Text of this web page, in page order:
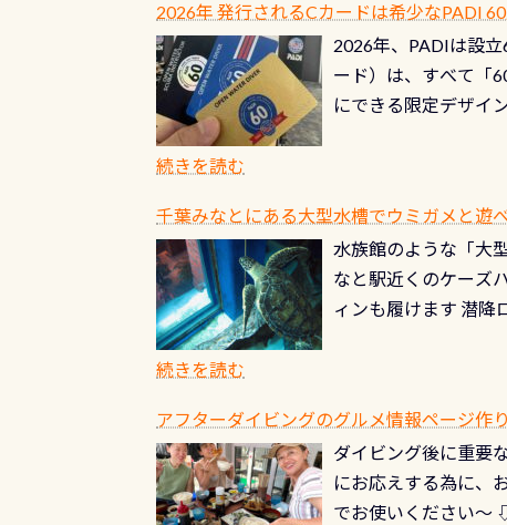
点検をする度に1行
8/31までの間に、ド
ドライスーツクリ
ませ 6月から10月の
る清流（水質汚染の
の「名水100選」に
ところでは12mほど
ダウンカレントが発
る(流される)のは快
記念物の「オオサン
すが、ここ長良川で
2026年 発行されるCカードは希少なPADI
2026年、PADIは設
ード）は、すべて「
にできる限定デザイ
終営業日までの発行
やオリジナルカード
す。 ※ 2026年12月
思い出になる ダイビ
も、ワクワクが続く
PADIグッズが当たる
ルくじに参加する
続きを読む
千葉みなとにある大型水槽でウミガメと遊
水族館のような「大
なと駅近くのケーズ
ィンも履けます 潜
楽しみ頂けます 反対
できます！ かなり楽
にもなりますヨ 料金
続きを読む
アフターダイビングのグルメ情報ページ作
ダイビング後に重要
にお応えする為に、
でお使いください～